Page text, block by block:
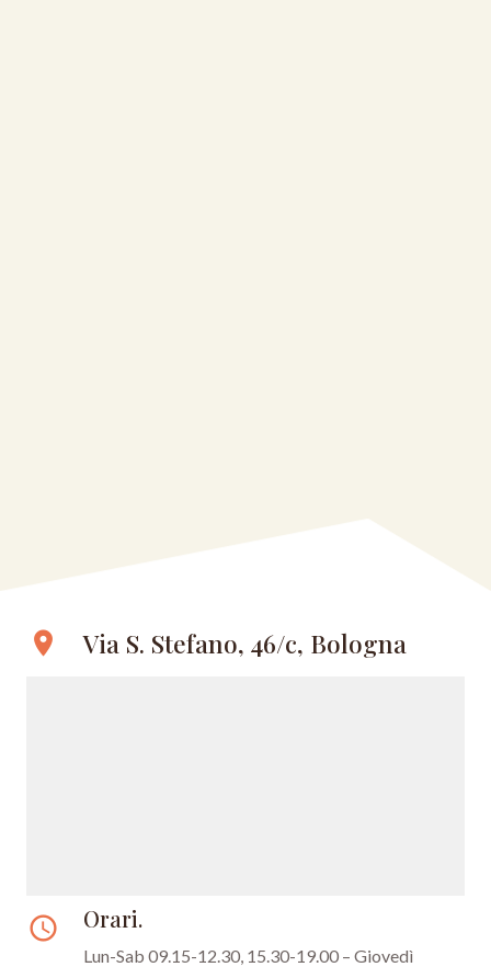
location_on Via S. Stefano, 46/c, Bologna
access_time Orari.
Lun-Sab 09.15-12.30, 15.30-19.00 – Giovedì